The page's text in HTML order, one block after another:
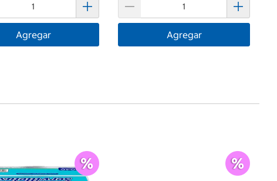
Agregar Agregar